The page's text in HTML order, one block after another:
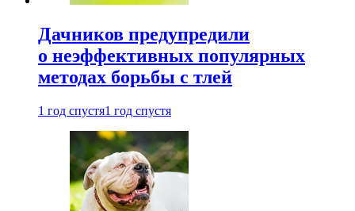
Дачников предупредили
о неэффективных популярных
методах борьбы с тлей
1 год спустя1 год спустя